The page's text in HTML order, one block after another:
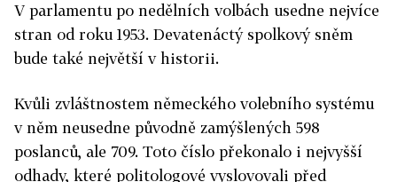
V parlamentu po nedělních volbách usedne nejvíce
stran od roku 1953. Devatenáctý spolkový sněm
bude také největší v historii.
Kvůli zvláštnostem německého volebního systému
v něm neusedne původně zamýšlených 598
poslanců, ale 709. Toto číslo překonalo i nejvyšší
odhady, které politologové vyslovovali před